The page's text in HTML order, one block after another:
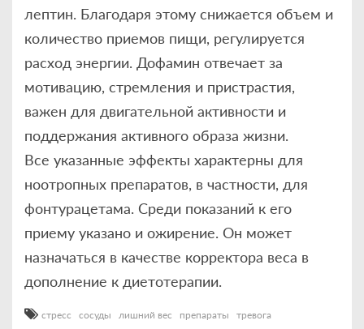
лептин. Благодаря этому снижается объем и
количество приемов пищи, регулируется
расход энергии. Дофамин отвечает за
мотивацию, стремления и пристрастия,
важен для двигательной активности и
поддержания активного образа жизни.
Все указанные эффекты характерны для
ноотропных препаратов, в частности, для
фонтурацетама. Среди показаний к его
приему указано и ожирение. Он может
назначаться в качестве корректора веса в
дополнение к диетотерапии.
стресс сосуды лишний вес препараты
тревога